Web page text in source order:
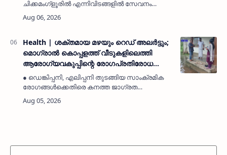
ചിക്കമംഗ്ളൂരിൽ എന്നിവിടങ്ങളിൽ സേവനം
അനുഷ്ഠിച്ചിട്ടുണ്ട്● മയ്യത്ത് വെള്ളിയാഴ്ച
സുബ്ഹ് നമസ്കാരത്തിന് ശേഷം തായലങ്ങാടി
Health | ശക്തമായ മഴയും റെഡ് അലർട്ടും;
മൊഗ്രാൽ കൊപ്പളത്ത് വീടുകളിലെത്തി
ആരോഗ്യവകുപ്പിന്റെ രോഗപ്രതിരോധ
ബോധവത്കരണം
● ഡെങ്കിപ്പനി, എലിപ്പനി തുടങ്ങിയ സാംക്രമിക
രോഗങ്ങൾക്കെതിരെ കനത്ത ജാഗ്രത
പാലിക്കണം● പനി ബാധിച്ചാൽ സ്വയം ചികിത്സ
ഒഴിവാക്കി സർക്കാർ ആശുപത്രികളിൽ ചികിത്സ